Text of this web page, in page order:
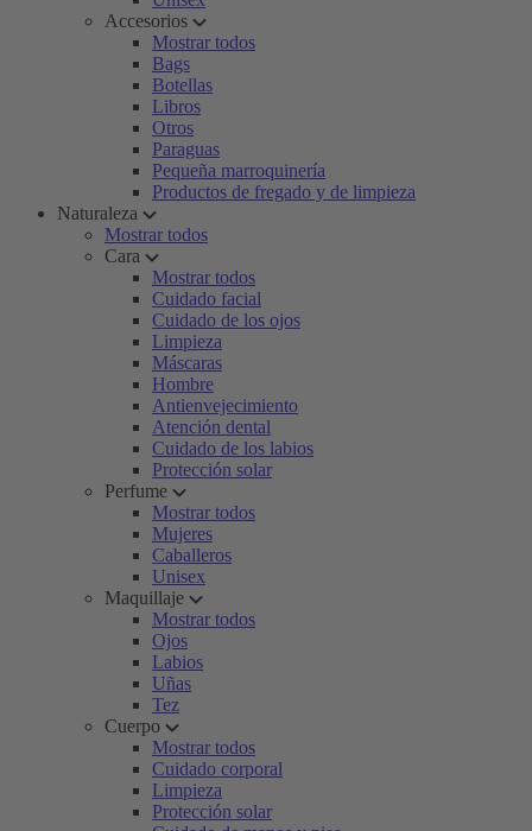
Accesorios
Mostrar todos
Bags
Botellas
Libros
Otros
Paraguas
Pequeña marroquinería
Productos de fregado y de limpieza
Naturaleza
Mostrar todos
Cara
Mostrar todos
Cuidado facial
Cuidado de los ojos
Limpieza
Máscaras
Hombre
Antienvejecimiento
Atención dental
Cuidado de los labios
Protección solar
Perfume
Mostrar todos
Mujeres
Caballeros
Unisex
Maquillaje
Mostrar todos
Ojos
Labios
Uñas
Tez
Cuerpo
Mostrar todos
Cuidado corporal
Limpieza
Protección solar